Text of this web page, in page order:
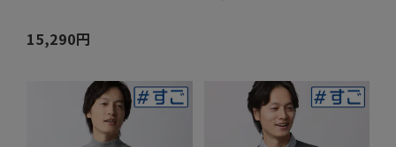
15,290円